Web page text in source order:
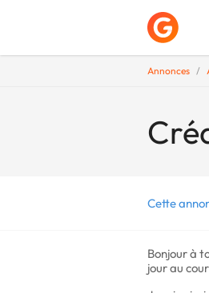
Annonces
Cette
Bonjour à
jour au